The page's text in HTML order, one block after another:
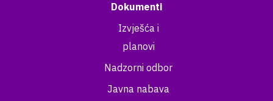
Dokumenti
Izvješća i
planovi
Nadzorni odbor
Javna nabava